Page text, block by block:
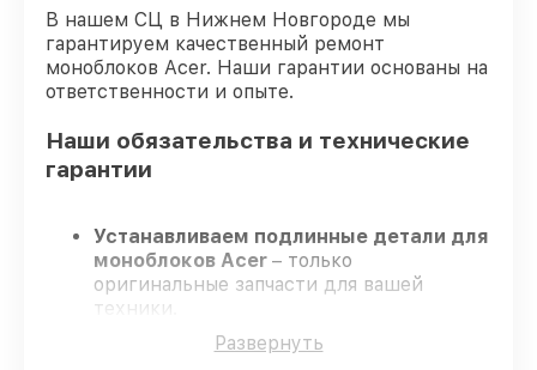
В нашем СЦ в Нижнем Новгороде мы
гарантируем качественный ремонт
моноблоков Acer. Наши гарантии основаны на
ответственности и опыте.
Наши обязательства и технические
гарантии
Устанавливаем подлинные детали для
моноблоков Acer – только
оригинальные запчасти для вашей
техники.
Опытные специалисты
серьезную проверку знаний и навыков,
Развернуть